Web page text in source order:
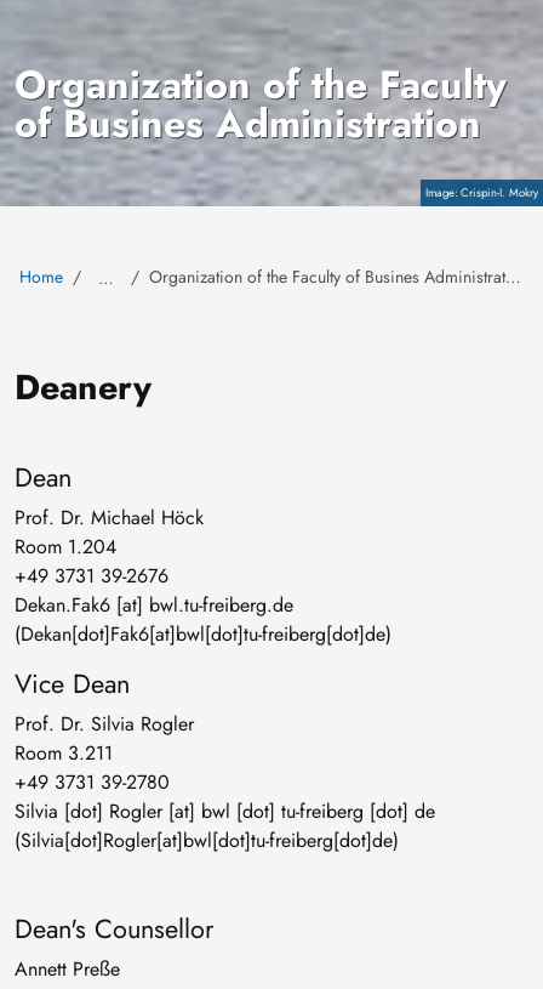
CopyrightCrispin-I. Mokry
Organization of the Faculty
of Busines Administration
Home … Organization of the Faculty of Busines Administration
Deanery
Dean
Prof. Dr. Michael Höck
Room 1.204
+49 3731 39-2676
Dekan.Fak6 [at] bwl.tu-freiberg.de
(Dekan[dot]Fak6[at]bwl[dot]tu-freiberg[dot]de)
Vice Dean
Prof. Dr. Silvia Rogler
Room 3.211
+49 3731 39-2780
Silvia [dot] Rogler[at] bwl [dot] tu-freiberg [dot] de
(Silvia[dot]Rogler[at]bwl[dot]tu-freiberg[dot]de)
Dean's Counsellor
Annett Preße